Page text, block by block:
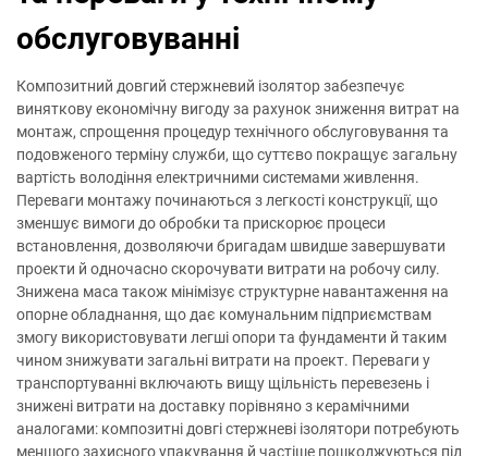
обслуговуванні
Композитний довгий стержневий ізолятор забезпечує
виняткову економічну вигоду за рахунок зниження витрат на
монтаж, спрощення процедур технічного обслуговування та
подовженого терміну служби, що суттєво покращує загальну
вартість володіння електричними системами живлення.
Переваги монтажу починаються з легкості конструкції, що
зменшує вимоги до обробки та прискорює процеси
встановлення, дозволяючи бригадам швидше завершувати
проекти й одночасно скорочувати витрати на робочу силу.
Знижена маса також мінімізує структурне навантаження на
опорне обладнання, що дає комунальним підприємствам
змогу використовувати легші опори та фундаменти й таким
чином знижувати загальні витрати на проект. Переваги у
транспортуванні включають вищу щільність перевезень і
знижені витрати на доставку порівняно з керамічними
аналогами: композитні довгі стержневі ізолятори потребують
меншого захисного упакування й частіше пошкоджуються під